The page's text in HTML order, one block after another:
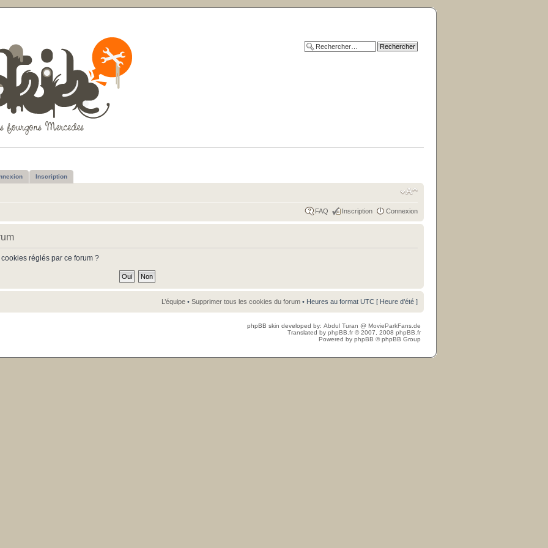
Inscription
FAQ Inscription Connexion
réglés par ce forum ?
L’équipe • Supprimer tous les cookies du forum • Heures au format UTC [ Heure d’été ]
phpBB skin developed by: Abdul Turan @ MovieParkFans.de
Translated by phpBB.fr © 2007, 2008 phpBB.fr
Powered by phpBB © phpBB Group